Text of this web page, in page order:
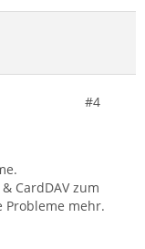
#4
CardDAV zum
Probleme mehr.